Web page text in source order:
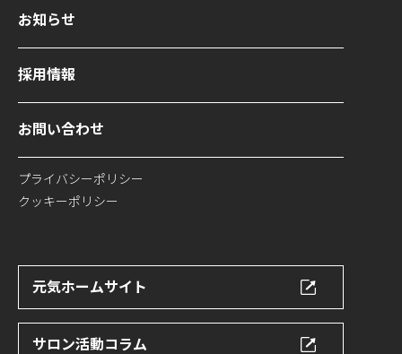
お知らせ
採用情報
お問い合わせ
プライバシーポリシー
クッキーポリシー
元気ホームサイト
サロン活動コラム